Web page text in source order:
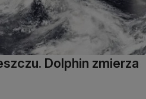
Dolphin zmierza